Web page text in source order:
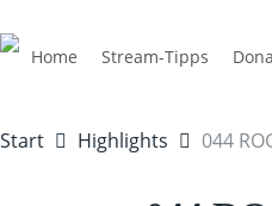
to
Home Stream-Tipps
Start Highlights 044